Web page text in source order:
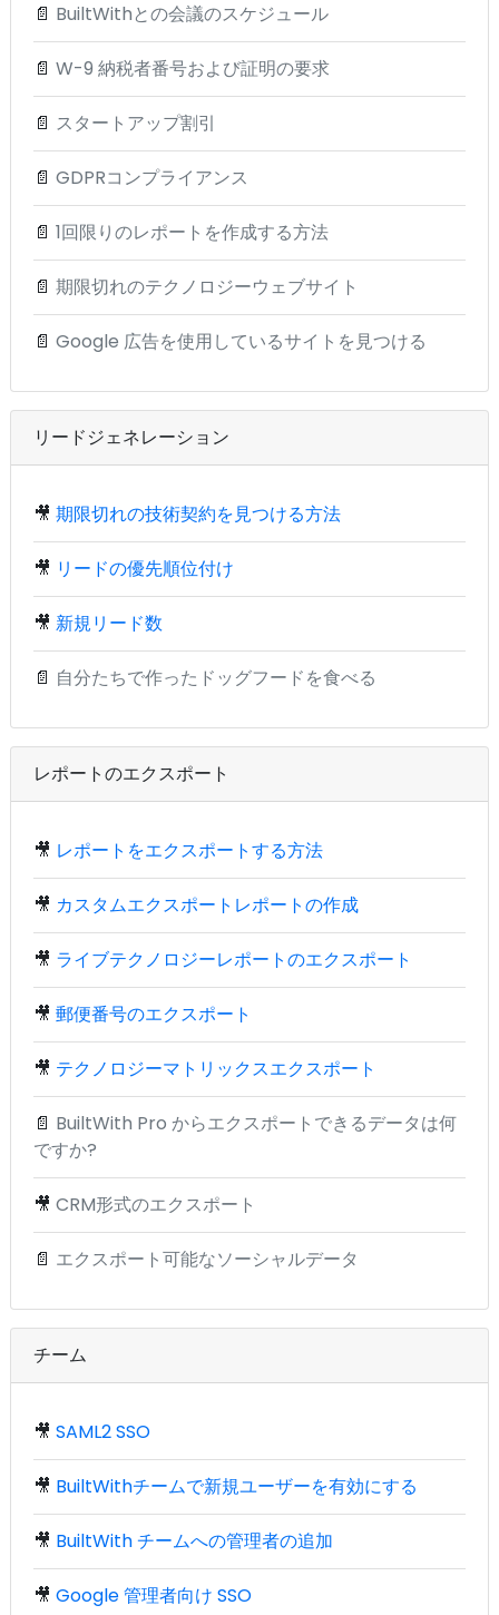
📄 BuiltWithとの会議のスケジュール
📄 W-9 納税者番号および証明の要求
📄 スタートアップ割引
📄 GDPRコンプライアンス
📄 1回限りのレポートを作成する方法
📄 期限切れのテクノロジーウェブサイト
📄 Google 広告を使用しているサイトを見つける
リードジェネレーション
🎥 期限切れの技術契約を見つける方法
🎥 リードの優先順位付け
🎥 新規リード数
📄 自分たちで作ったドッグフードを食べる
レポートのエクスポート
🎥 レポートをエクスポートする方法
🎥 カスタムエクスポートレポートの作成
🎥 ライブテクノロジーレポートのエクスポート
🎥 郵便番号のエクスポート
🎥 テクノロジーマトリックスエクスポート
📄 BuiltWith Pro からエクスポートできるデータは何
ですか?
🎥 CRM形式のエクスポート
📄 エクスポート可能なソーシャルデータ
チーム
🎥 SAML2 SSO
🎥 BuiltWithチームで新規ユーザーを有効にする
🎥 BuiltWith チームへの管理者の追加
🎥 Google 管理者向け SSO